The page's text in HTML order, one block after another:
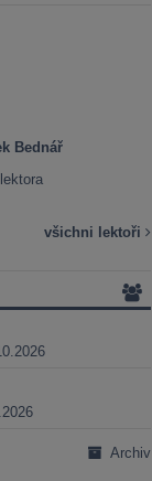
Bednář
všichni lektoři
Archiv